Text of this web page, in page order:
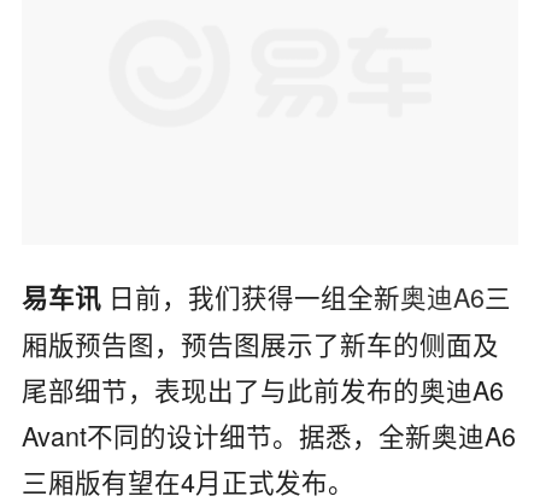
易车讯 日前，我们获得一组全新奥迪A6三
厢版预告图，预告图展示了新车的侧面及
尾部细节，表现出了与此前发布的奥迪A6
Avant不同的设计细节。据悉，全新奥迪A6
三厢版有望在4月正式发布。